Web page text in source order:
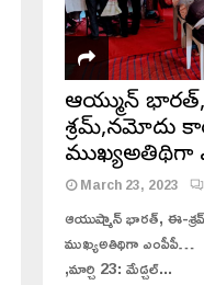
ఆయుష్మాన్
శ్రమ్,నమోదు
ముఖ్యఅతిథిగా
March 23, 2023
ఆయుష్మాన్ భారత్, ఈ-
ముఖ్యఅతిథిగా ఎంపీపీ…
,మార్చి 23: మేడ్చల్...